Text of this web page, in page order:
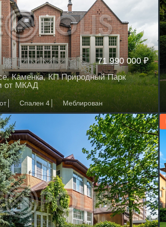
71 990 000 ₽
Каменка, КП Природный Парк
от МКАД
Спален 4 Меблирован